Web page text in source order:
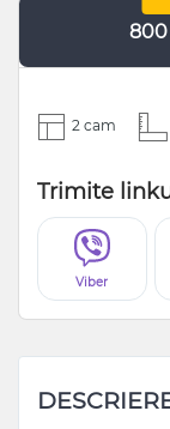
2 cam
Trimite
Viber